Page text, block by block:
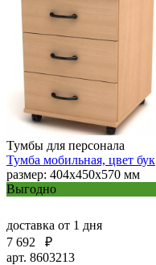
Тумбы для персонала
Тумба мобильная, цвет бук
размер: 404х450х570 мм
Выгодно
доставка от 1 дня
7 692
₽
арт. 8603213